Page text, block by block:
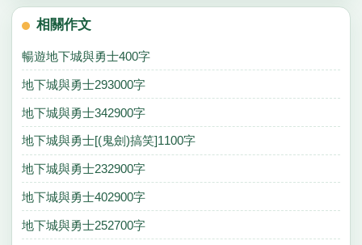
相關作文
暢遊地下城與勇士400字
地下城與勇士293000字
地下城與勇士342900字
地下城與勇士[(鬼劍)搞笑]1100字
地下城與勇士232900字
地下城與勇士402900字
地下城與勇士252700字